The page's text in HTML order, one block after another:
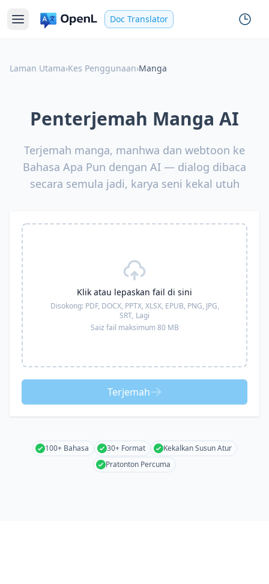
Doc Translator
Laman Utama›Kes Penggunaan›Manga
Penterjemah Manga AI
Terjemah manga, manhwa dan webtoon ke
Bahasa Apa Pun dengan AI — dialog dibaca
secara semula jadi, karya seni kekal utuh
Klik atau lepaskan fail di sini
Disokong: PDF, DOCX, PPTX, XLSX, EPUB, PNG, JPG,
SRT, Lagi
Saiz fail maksimum 80 MB
Terjemah
100+ Bahasa 30+ Format
Kekalkan Susun Atur
Pratonton Percuma